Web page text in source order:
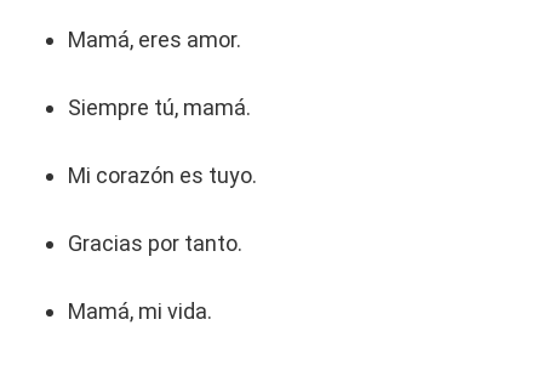
Mamá, eres amor.
Siempre tú, mamá.
Mi corazón es tuyo.
Gracias por tanto.
Mamá, mi vida.